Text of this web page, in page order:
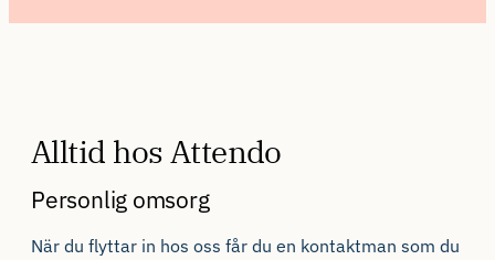
Alltid hos Attendo
Personlig omsorg
När du flyttar in hos oss får du en kontaktman som du